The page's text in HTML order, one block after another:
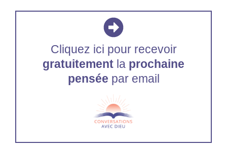
Cliquez ici pour recevoir
gratuitement la prochaine
pensée par email